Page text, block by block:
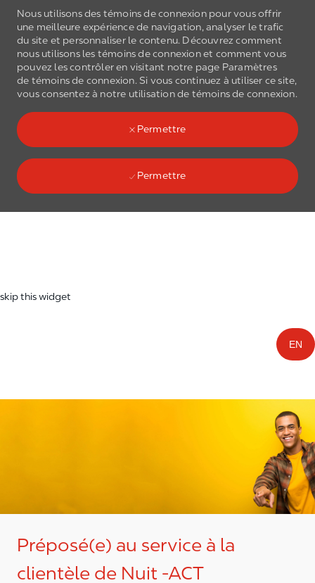
Nous utilisons des témoins de connexion pour vous offrir
une meilleure expérience de navigation, analyser le trafic
du site et personnaliser le contenu. Découvrez comment
nous utilisons les témoins de connexionet comment vous
pouvez les contrôler en visitant notre page Paramètres
de témoins de connexion. Si vous continuez à utiliser ce site,
vous consentez à notre utilisation de témoins de connexion.
Permettre
Permettre
Skip to main content
(0)
skip this widget
EN
Préposé(e) au service à la
clientèle de Nuit -ACT